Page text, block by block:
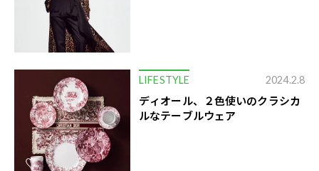
LIFESTYLE 2024.2.8
ディオール、２色使いのクラシカ
ルなテーブルウェア